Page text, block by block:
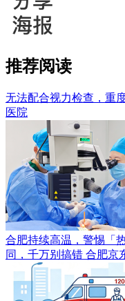
推荐阅读
无法配合视力检查，重
医院
合肥持续高温，警惕「
同，千万别搞错 合肥京